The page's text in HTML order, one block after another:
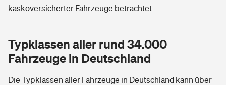
kaskoversicherter Fahrzeuge betrachtet.
Typklassen aller rund 34.000
Fahrzeuge in Deutschland
Die Typklassen aller Fahrzeuge in Deutschland kann über